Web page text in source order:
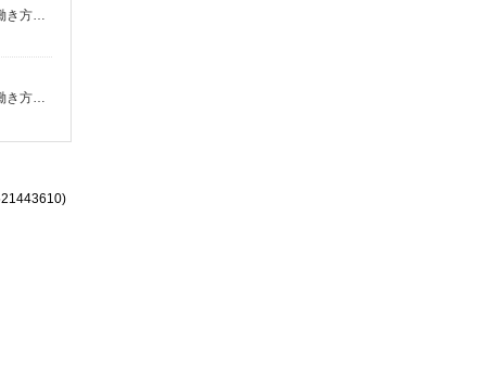
報酬／完全出来高制☆ノルマなし ◎稼働は週5日（4日も選択可） ※週5日稼働の方の平均月収27万円 「あなたに合わせた」働き方ができます。働き方やご希望の収入など、お気軽にお問い合わせください！ ◎20代〜50代を中心に幅広い年代の方が活躍中！
報酬／完全出来高制☆ノルマなし ◎稼働は週5日（4日も選択可） ※週5日稼働の方の平均月収27万円 「あなたに合わせた」働き方ができます。働き方やご希望の収入など、お気軽にお問い合わせください！ ◎20代〜50代を中心に幅広い年代の方が活躍中！